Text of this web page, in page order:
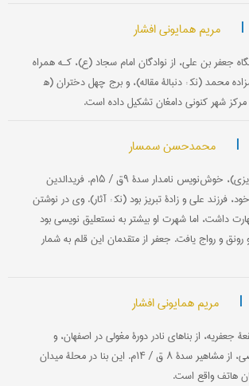
| مریم همایونی افشار
جعفر بن علی، از نوادگان امام سجاد (ع)، کـه همراه
محمد (نک‍ : دنبالۀ مقاله)، و برج چهل دختران (ه‍
شهر کنونی دامغان تشکیل داده است.
| محمدحسن سمسار
جَعْفَرِ بایْسُنْقُری (تبریزی)، خوش‌نویس نامدار سدۀ ۹ق / ۱۵م. فریدالدین
فرزند علی و زادۀ تبریز بود (نک‍ : آثار). وی در نوشتن
داشت، اما شهرت او بیشتر به نستعلیق نویسی بود
رونق و رواج یافت. جعفر از متقدمان این قلم به شمار
| مریم همایونی افشار
جعفریه، از بناهای نادر دورۀ مغولی در اصفهان، و
آرامگاه جعفربن‌مرتضى، از مشاهیر سدۀ ۸ ق / ۱۴م. این بنا در محلۀ میدان
هاتف واقع است.